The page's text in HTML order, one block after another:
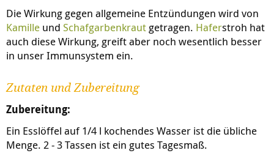
Die Wirkung gegen allgemeine Entzündungen wird von
Kamille und Schafgarbenkraut getragen. Haferstroh hat
auch diese Wirkung, greift aber noch wesentlich besser
in unser Immunsystem ein.
Zutaten und Zubereitung
Zubereitung:
Ein Esslöffel auf 1/4 l kochendes Wasser ist die übliche
Menge. 2 - 3 Tassen ist ein gutes Tagesmaß.